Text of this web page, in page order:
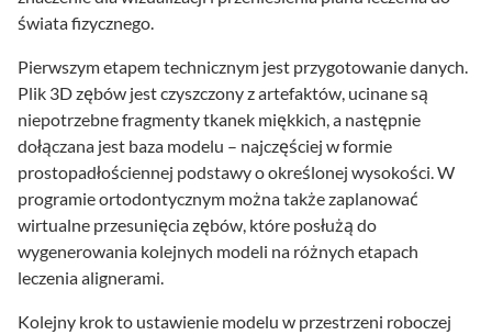
świata fizycznego.
Pierwszym etapem technicznym jest przygotowanie danych.
Plik 3D zębów jest czyszczony z artefaktów, ucinane są
niepotrzebne fragmenty tkanek miękkich, a następnie
dołączana jest baza modelu – najczęściej w formie
prostopadłościennej podstawy o określonej wysokości. W
programie ortodontycznym można także zaplanować
wirtualne przesunięcia zębów, które posłużą do
wygenerowania kolejnych modeli na różnych etapach
leczenia alignerami.
Kolejny krok to ustawienie modelu w przestrzeni roboczej